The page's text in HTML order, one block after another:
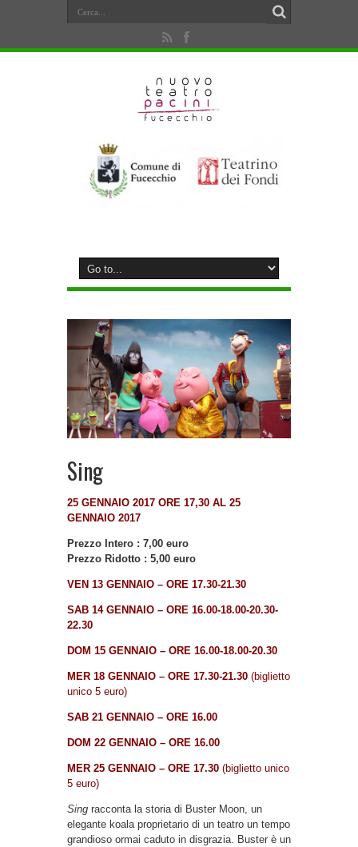
Sing
25 GENNAIO 2017 ORE 17,30 AL 25
GENNAIO 2017
Prezzo Intero : 7,00 euro
Prezzo Ridotto : 5,00 euro
VEN 13 GENNAIO – ORE 17.30-21.30
SAB 14 GENNAIO – ORE 16.00-18.00-20.30-
22.30
DOM 15 GENNAIO – ORE 16.00-18.00-20.30
MER 18 GENNAIO – ORE 17.30-21.30 (biglietto
unico 5 euro)
SAB 21 GENNAIO – ORE 16.00
DOM 22 GENNAIO – ORE 16.00
MER 25 GENNAIO – ORE 17.30 (biglietto unico
5 euro)
Sing racconta la storia di Buster Moon, un
elegante koala proprietario di un teatro un tempo
grandioso ormai caduto in disgrazia. Buster è un